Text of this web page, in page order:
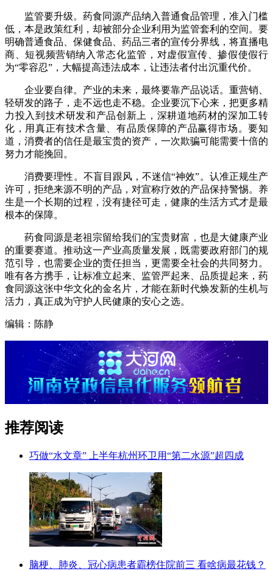
监管要升级。药食同源产品纳入普通食品管理，准入门槛
低，本是政策红利，却被部分企业利用为监管套利的空间。要
明确普通食品、保健食品、药品三者的宣传分界线，将直播电
商、短视频营销纳入常态化监管，对虚假宣传、掺假使假行
为“零容忍”，大幅提高违法成本，让违法者付出沉重代价。
企业要自律。产业的未来，最终要靠产品说话。重营销、
轻研发的路子，走不远也走不稳。企业要沉下心来，把更多精
力投入到技术研发和产品创新上，深耕道地药材的深加工转
化，用真正有技术含量、有品质保障的产品赢得市场。要知
道，消费者的信任是最宝贵的资产，一次欺骗可能需要十倍的
努力才能挽回。
消费要理性。不盲目跟风，不迷信“神效”。认准正规生产
许可，拒绝来源不明的产品，对宣称疗效的产品保持警惕。养
生是一个长期的过程，没有捷径可走，健康的生活方式才是最
根本的保障。
药食同源是老祖宗留给我们的宝贵财富，也是大健康产业
的重要赛道。推动这一产业高质量发展，既需要政府部门的规
范引导，也需要企业的责任担当，更需要全社会的共同努力。
唯有各方携手，让标准立起来、监管严起来、品质提起来，药
食同源这张中华文化的金名片，才能在新时代焕发新的生机与
活力，真正成为守护人民健康的安心之选。
编辑：陈静
推荐阅读
巧做“水文章” 上半年杭州环卫用“第二水源”超四成
脑梗、肺炎、冠心病患者霸榜住院前三 看啥病最花钱？